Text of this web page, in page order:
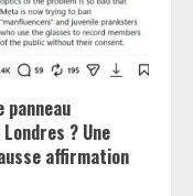
? Une
affirmation